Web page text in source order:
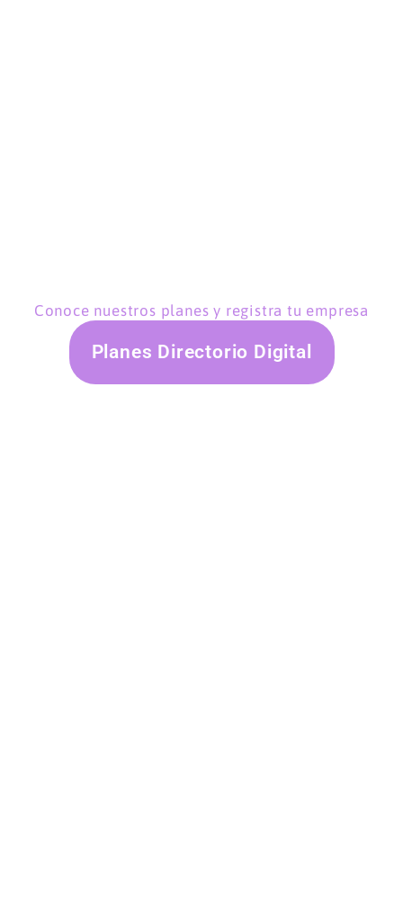
Conoce nuestros planes y registra tu empresa
Planes Directorio Digital